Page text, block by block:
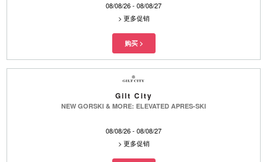
08/08/26 - 08/08/27
> 更多促销
Gilt City
NEW GORSKI & MORE: ELEVATED APRES-SKI
08/08/26 - 08/08/27
> 更多促销